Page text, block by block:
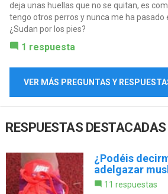
deja unas huellas que no se quitan, es
tengo otros perros y nunca me ha pasado
¿Sudan por los pies?
1 respuesta
VER MÁS PREGUNTAS Y
RESPUESTAS DESTACADAS
¿Podéis
adelgazar
11 respuestas